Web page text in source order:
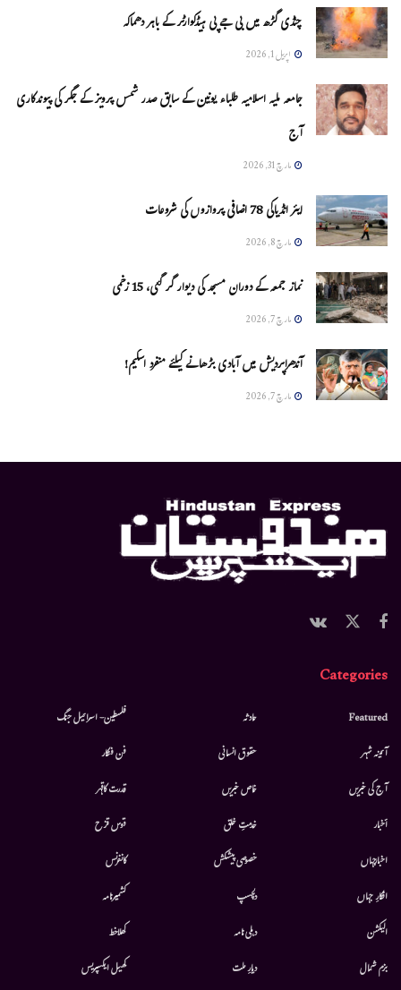
چنڈی گڑھ میں بی جے پی ہیڈکوارٹر کے باہر دھماکہ
اپریل 1, 2026
جامعہ ملیہ اسلامیہ طلباء یونین کے سابق صدر شمس پرویز کے جگر کی پیوندکاری
آج
مارچ 31, 2026
ایئر انڈیاکی 78 اضافی پروازوں کی شروعات
مارچ 8, 2026
نماز جمعہ کے دوران مسجد کی دیوار گر گئی، 15 زخمی
مارچ 7, 2026
آندھراپردیش میں آبادی بڑھانے کیلئے منفرد اسکیم!
مارچ 7, 2026
Categories
Featured
آئینہ شہر
آج کی خبریں
أخبار
اخبارجہاں
افکارِ جہاں
الیکشن
بزم شمال
حادثہ
حقوق انسانی
خاص خبریں
خدمتِ خلق
خصوصی پیشکش
دلچسپ
دہلی نامہ
دیارِ ملت
فلسطین- اسرائیل جنگ
فن فنکار
قدرت کاقہر
قوس قزح
کانفرنس
کشمیرنامہ
کھلاخط
کھیل ایکسپریس